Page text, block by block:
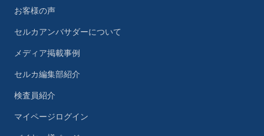
お客様の声
セルカアンバサダーについて
メディア掲載事例
セルカ編集部紹介
検査員紹介
マイページログイン